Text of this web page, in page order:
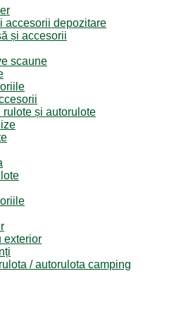
accesorii depozitare
și accesorii
scaune
și autorulote
exterior
/ autorulota camping